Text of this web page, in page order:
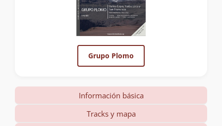
Grupo Plomo
Información básica
Tracks y mapa